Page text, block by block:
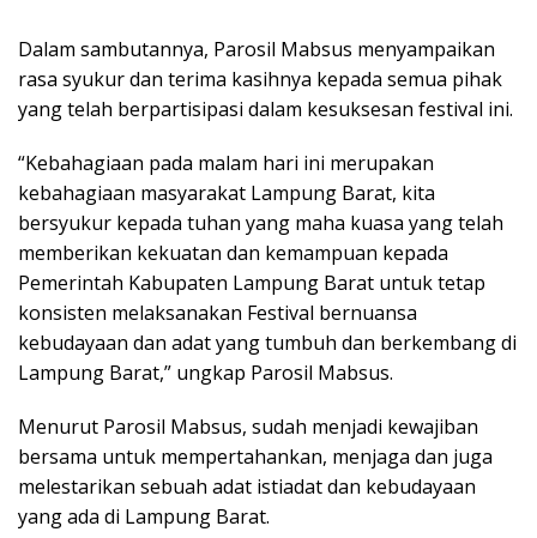
Dalam sambutannya, Parosil Mabsus menyampaikan
rasa syukur dan terima kasihnya kepada semua pihak
yang telah berpartisipasi dalam kesuksesan festival ini.
“Kebahagiaan pada malam hari ini merupakan
kebahagiaan masyarakat Lampung Barat, kita
bersyukur kepada tuhan yang maha kuasa yang telah
memberikan kekuatan dan kemampuan kepada
Pemerintah Kabupaten Lampung Barat untuk tetap
konsisten melaksanakan Festival bernuansa
kebudayaan dan adat yang tumbuh dan berkembang di
Lampung Barat,” ungkap Parosil Mabsus.
Menurut Parosil Mabsus, sudah menjadi kewajiban
bersama untuk mempertahankan, menjaga dan juga
melestarikan sebuah adat istiadat dan kebudayaan
yang ada di Lampung Barat.